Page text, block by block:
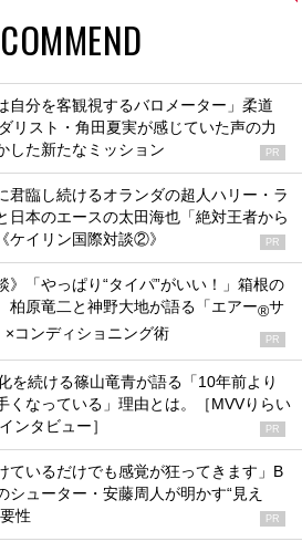
自分を客観視するバロメーター」柔道
リスト・角田夏実が感じていた声の力
した新たなミッション
PR
君臨し続けるオランダの超人ハリー・ラ
日本のエースの太田海也「絶対王者から
ケイリン国際対談②》
PR
》「やっぱり“タイパ”がいい！」箱根の
柏原竜二と神野大地が語る「エアー®サ
×コンディショニング術 PR
を続ける篠山竜青が語る「10年前より
くなっている」理由とは。［MVVりらい
ンタビュー］
PR
ているだけでも感覚が狂ってきます」B
シューター・安藤周人が明かす“見え
性
PR